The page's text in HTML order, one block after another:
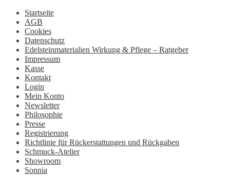
Startseite
AGB
Cookies
Datenschutz
Edelsteinmaterialien Wirkung & Pflege – Ratgeber
Impressum
Kasse
Kontakt
Login
Mein Konto
Newsletter
Philosophie
Presse
Registrierung
Richtlinie für Rückerstattungen und Rückgaben
Schmuck-Atelier
Showroom
Sonnia